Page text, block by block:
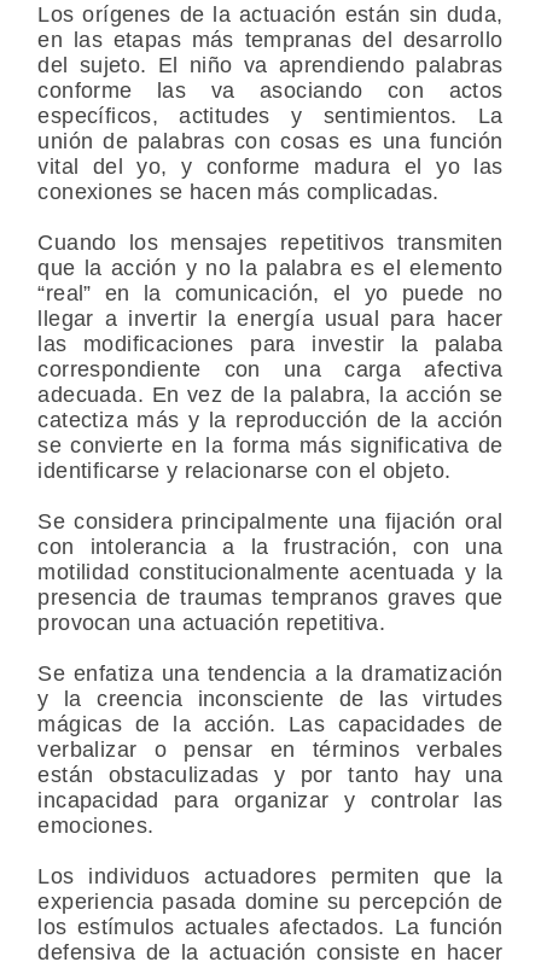
Los orígenes de la actuación están sin duda,
en las etapas más tempranas del desarrollo
del sujeto. El niño va aprendiendo palabras
conforme las va asociando con actos
específicos, actitudes y sentimientos. La
unión de palabras con cosas es una función
vital del yo, y conforme madura el yo las
conexiones se hacen más complicadas.
Cuando los mensajes repetitivos transmiten
que la acción y no la palabra es el elemento
“real” en la comunicación, el yo puede no
llegar a invertir la energía usual para hacer
las modificaciones para investir la palaba
correspondiente con una carga afectiva
adecuada. En vez de la palabra, la acción se
catectiza más y la reproducción de la acción
se convierte en la forma más significativa de
identificarse y relacionarse con el objeto.
Se considera principalmente una fijación oral
con intolerancia a la frustración, con una
motilidad constitucionalmente acentuada y la
presencia de traumas tempranos graves que
provocan una actuación repetitiva.
Se enfatiza una tendencia a la dramatización
y la creencia inconsciente de las virtudes
mágicas de la acción. Las capacidades de
verbalizar o pensar en términos verbales
están obstaculizadas y por tanto hay una
incapacidad para organizar y controlar las
emociones.
Los individuos actuadores permiten que la
experiencia pasada domine su percepción de
los estímulos actuales afectados. La función
defensiva de la actuación consiste en hacer